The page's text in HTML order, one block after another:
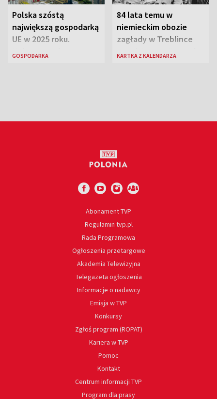
Polska szóstą
największą gospodarką
UE w 2025 roku.
Najnowsze dane
GOSPODARKA
84 lata temu w
niemieckim obozie
zagłady w Treblince
zmarł Janusz Korczak
KARTKA Z KALENDARZA
Abonament TVP
Regulamin tvp.pl
Rada Programowa
Ogłoszenia przetargowe
Akademia Telewizyjna
Telegazeta ogłoszenia
Informacje o nadawcy
Emisja w TVP
Konkursy
Zgłoś program (ROPAT)
Kariera w TVP
Pomoc
Kontakt
Centrum informacji TVP
Program dla prasy